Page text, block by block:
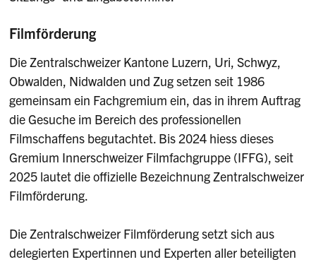
Filmförderung
Die Zentralschweizer Kantone Luzern, Uri, Schwyz,
Obwalden, Nidwalden und Zug setzen seit 1986
gemeinsam ein Fachgremium ein, das in ihrem Auftrag
die Gesuche im Bereich des professionellen
Filmschaffens begutachtet. Bis 2024 hiess dieses
Gremium Innerschweizer Filmfachgruppe (IFFG), seit
2025 lautet die offizielle Bezeichnung Zentralschweizer
Filmförderung.
Die Zentralschweizer Filmförderung setzt sich aus
delegierten Expertinnen und Experten aller beteiligten